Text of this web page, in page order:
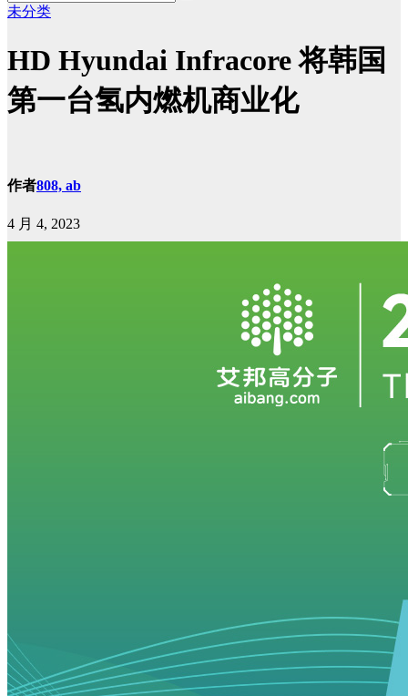
未分类
HD Hyundai Infracore 将韩国
第一台氢内燃机商业化
作者808, ab
4 月 4, 2023